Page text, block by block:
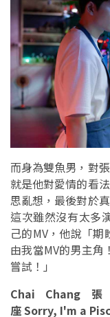
而身為雙魚男，對
就是他對愛情的看
思亂想，最後對於
這次雖然沒有太多
己的MV，他說「期
由我當MV的男主角
嘗試！」
Chai Chang
座 Sorry, I'm a